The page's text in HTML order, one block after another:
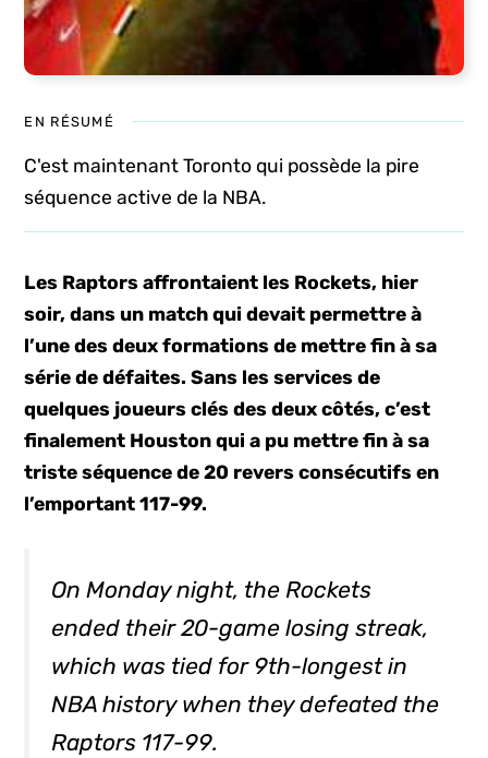
EN RÉSUMÉ
C'est maintenant Toronto qui possède la pire
séquence active de la NBA.
Les Raptors affrontaient les Rockets, hier
soir, dans un match qui devait permettre à
l’une des deux formations de mettre fin à sa
série de défaites. Sans les services de
quelques joueurs clés des deux côtés, c’est
finalement Houston qui a pu mettre fin à sa
triste séquence de 20 revers consécutifs en
l’emportant 117-99.
On Monday night, the Rockets
ended their 20-game losing streak,
which was tied for 9th-longest in
NBA history when they defeated the
Raptors 117-99.